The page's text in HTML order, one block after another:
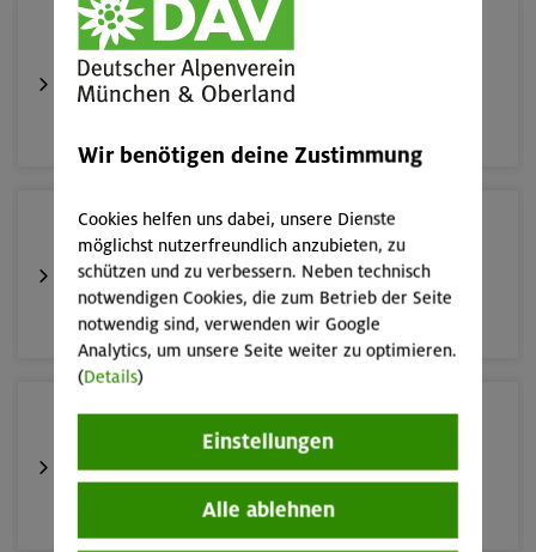
16.08.26
Schnupperkletterkurs indoor
19.08.26
Schnupperkletterkurs indoor
München
22./23.08.26
Bouldern für Einsteiger indoor
Wir benötigen deine Zustimmung
Cookies helfen uns dabei, unsere Dienste
möglichst nutzerfreundlich anzubieten, zu
schützen und zu verbessern. Neben technisch
notwendigen Cookies, die zum Betrieb der Seite
notwendig sind, verwenden wir Google
Analytics, um unsere Seite weiter zu optimieren.
(Details)
Einstellungen
Alle ablehnen